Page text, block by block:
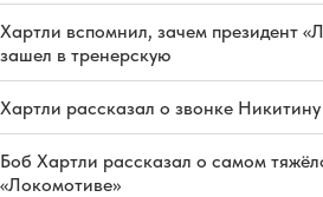
Хартли вспомнил, зачем президент
зашел в тренерскую
Хартли рассказал о звонке
Боб Хартли рассказал о самом
«Локомотиве»